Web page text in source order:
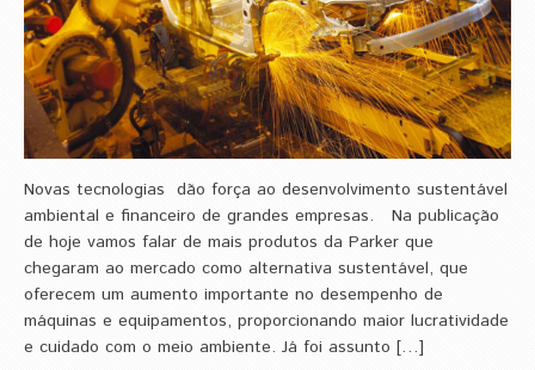
Novas tecnologias dão força ao desenvolvimento sustentável
ambiental e financeiro de grandes empresas. Na publicação
de hoje vamos falar de mais produtos da Parker que
chegaram ao mercado como alternativa sustentável, que
oferecem um aumento importante no desempenho de
máquinas e equipamentos, proporcionando maior lucratividade
e cuidado com o meio ambiente. Já foi assunto […]